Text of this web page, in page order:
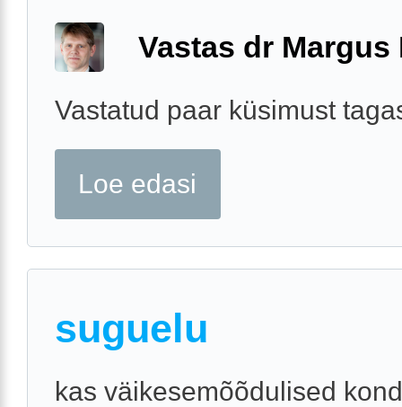
Vastas dr Margus
Vastatud paar küsimust
Loe edasi
suguelu
kas väikesemõõdulised